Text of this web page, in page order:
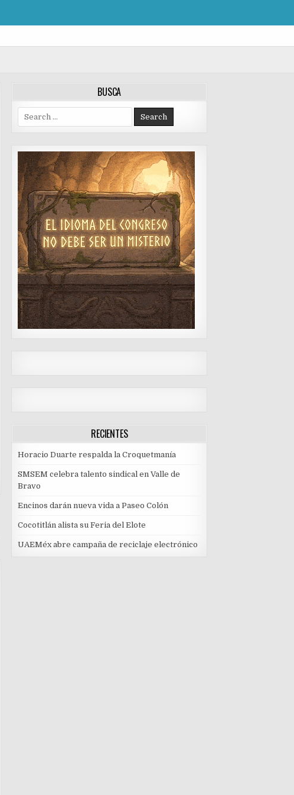
BUSCA
Search
for:
RECIENTES
Horacio Duarte respalda la Croquetmanía
SMSEM celebra talento sindical en Valle de
Bravo
Encinos darán nueva vida a Paseo Colón
Cocotitlán alista su Feria del Elote
UAEMéx abre campaña de reciclaje electrónico